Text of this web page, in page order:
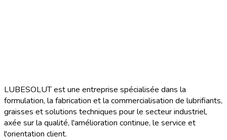
LUBESOLUT est une entreprise spécialisée dans la
formulation, la fabrication et la commercialisation de lubrifiants,
graisses et solutions techniques pour le secteur industriel,
axée sur la qualité, l'amélioration continue, le service et
l'orientation client.